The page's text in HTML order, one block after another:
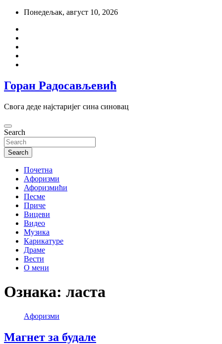
Skip
content
Понедељак, август 10, 2026
Горан Радосављевић
Свога деде најстаријег сина синовац
Search
Search
Почетна
Aфоризми
Афоризмићи
Песме
Приче
Вицеви
Видео
Музика
Карикатуре
Драме
Вести
О мени
Ознака: ласта
Aфоризми
Магнет за будале